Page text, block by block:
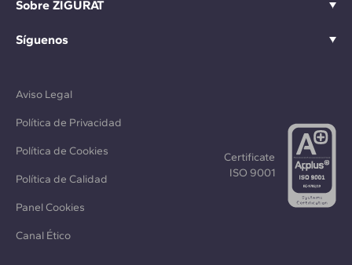
Sobre ZIGURAT
Síguenos
Aviso Legal
Política de Privacidad
Política de Cookies
Política de Calidad
Panel Cookies
Canal Ético
Certificate
ISO 9001